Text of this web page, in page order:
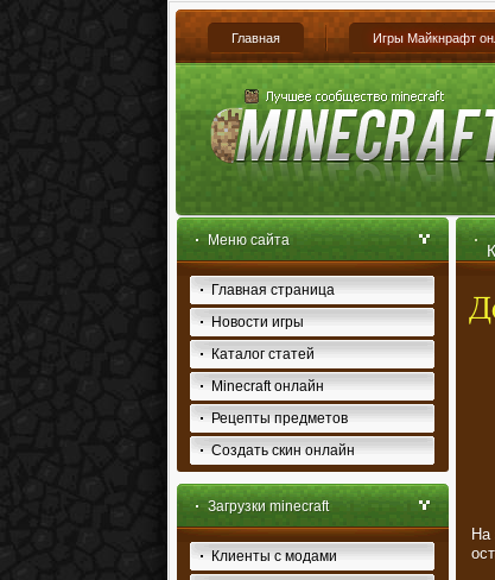
Главная Игры Майкнрафт
Меню сайта
Главная страница
Новости игры
Каталог статей
Minecraft онлайн
Рецепты предметов
Создать скин онлайн
Загрузки minecraft
Клиенты с модами
На